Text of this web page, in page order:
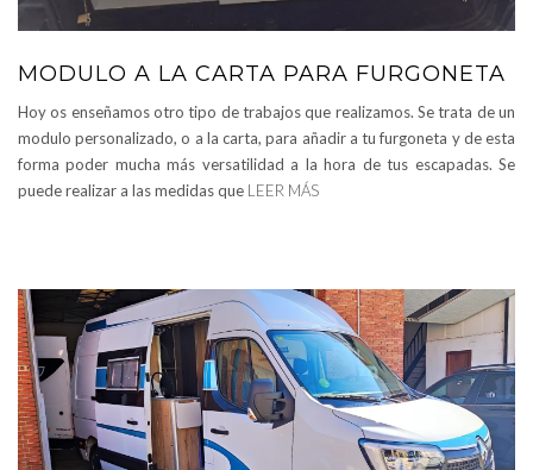
MODULO A LA CARTA PARA FURGONETA
Hoy os enseñamos otro tipo de trabajos que realizamos. Se trata de un
modulo personalizado, o a la carta, para añadir a tu furgoneta y de esta
forma poder mucha más versatilidad a la hora de tus escapadas. Se
puede realizar a las medidas que LEER MÁS